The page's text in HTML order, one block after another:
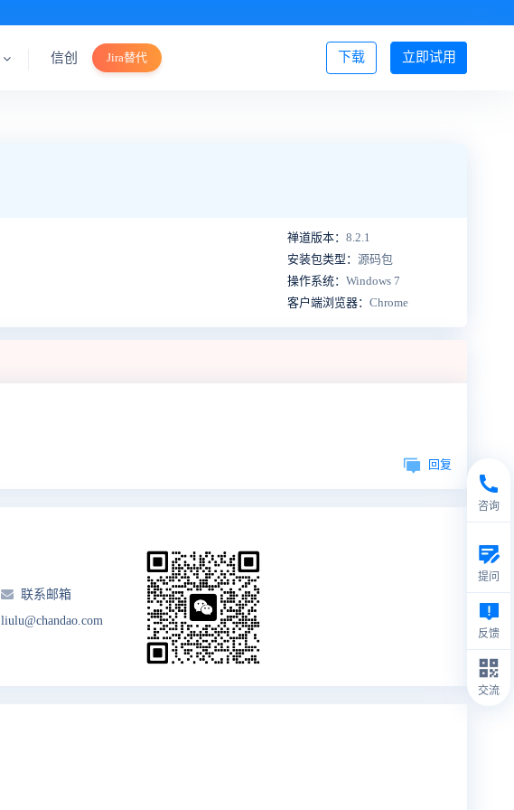
立即试用
下载
信创 Jira替代 登录/注册
禅道版本： 8.2.1
安装包类型： 源码包
操作系统： Windows 7
客户端浏览器： Chrome
回复
联系邮箱
liulu@chandao.com
咨询
提问
反馈
交流